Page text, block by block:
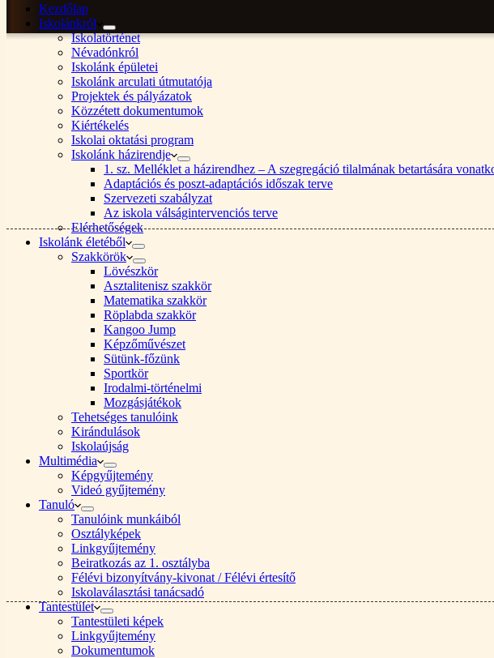
Kezdőlap
Iskolánkról
Iskolatörténet
Névadónkról
Iskolánk épületei
Iskolánk arculati útmutatója
Projektek és pályázatok
Közzétett dokumentumok
Kiértékelés
Iskolai oktatási program
Iskolánk házirendje
1. sz. Melléklet a házirendhez – A szegregáció tilalmának betartására
Adaptációs és poszt-adaptációs időszak terve
Szervezeti szabályzat
Az iskola válságintervenciós terve
Elérhetőségek
Iskolánk életéből
Szakkörök
Lövészkör
Asztalitenisz szakkör
Matematika szakkör
Röplabda szakkör
Kangoo Jump
Képzőművészet
Sütünk-főzünk
Sportkör
Irodalmi-történelmi
Mozgásjátékok
Tehetséges tanulóink
Kirándulások
Iskolaújság
Multimédia
Képgyűjtemény
Videó gyűjtemény
Tanuló
Tanulóink munkáiból
Osztályképek
Linkgyűjtemény
Beiratkozás az 1. osztályba
Félévi bizonyítvány-kivonat / Félévi értesítő
Iskolaválasztási tanácsadó
Tantestület
Tantestületi képek
Linkgyűjtemény
Dokumentumok